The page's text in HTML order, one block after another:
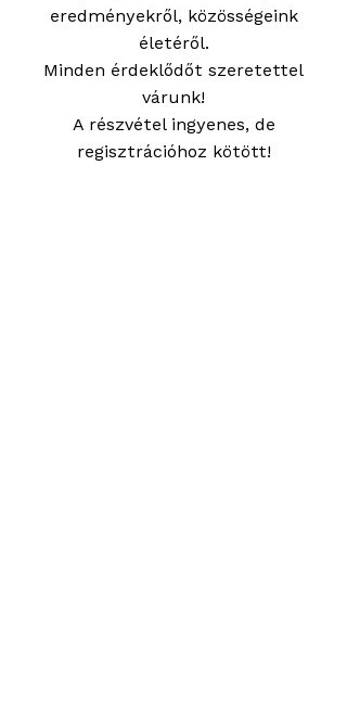
eredményekről, közösségeink
életéről.
Minden érdeklődőt szeretettel
várunk!
A részvétel ingyenes, de
regisztrációhoz kötött!